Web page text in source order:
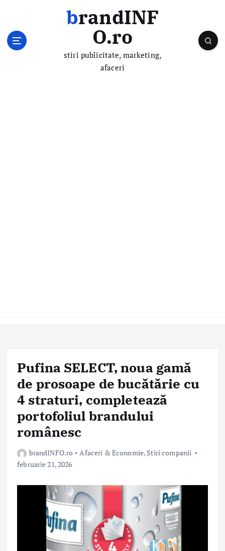
brandINF
O.ro
stiri publicitate, marketing,
afaceri
Pufina SELECT, noua gamă
de prosoape de bucătărie cu
4 straturi, completează
portofoliul brandului
românesc
brandINFO.ro Afaceri & Economie, Stiri companii
februarie 21, 2026